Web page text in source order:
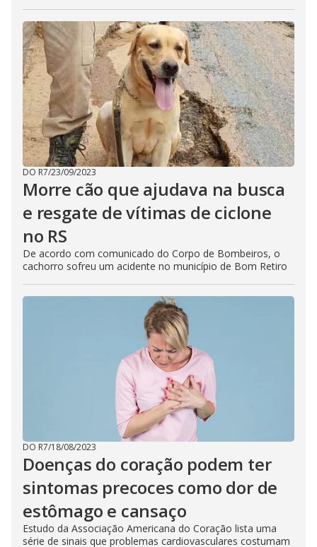
DO R7/23/09/2023
Morre cão que ajudava na busca
e resgate de vítimas de ciclone
no RS
De acordo com comunicado do Corpo de Bombeiros, o
cachorro sofreu um acidente no município de Bom Retiro
DO R7/18/08/2023
Doenças do coração podem ter
sintomas precoces como dor de
estômago e cansaço
Estudo da Associação Americana do Coração lista uma
série de sinais que problemas cardiovasculares costumam